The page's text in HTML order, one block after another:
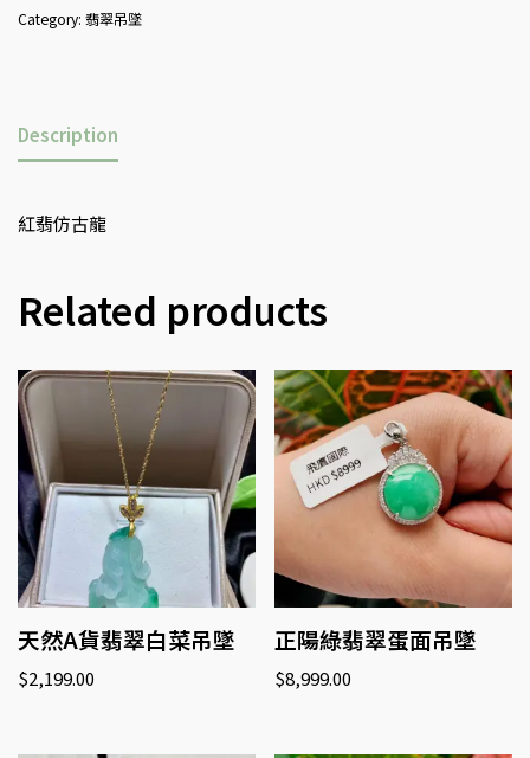
Category: 翡翠吊墜
Description
紅翡仿古龍
Related products
天然A貨翡翠白菜吊墜
$2,199.00
正陽綠翡翠蛋面吊墜
$8,999.00